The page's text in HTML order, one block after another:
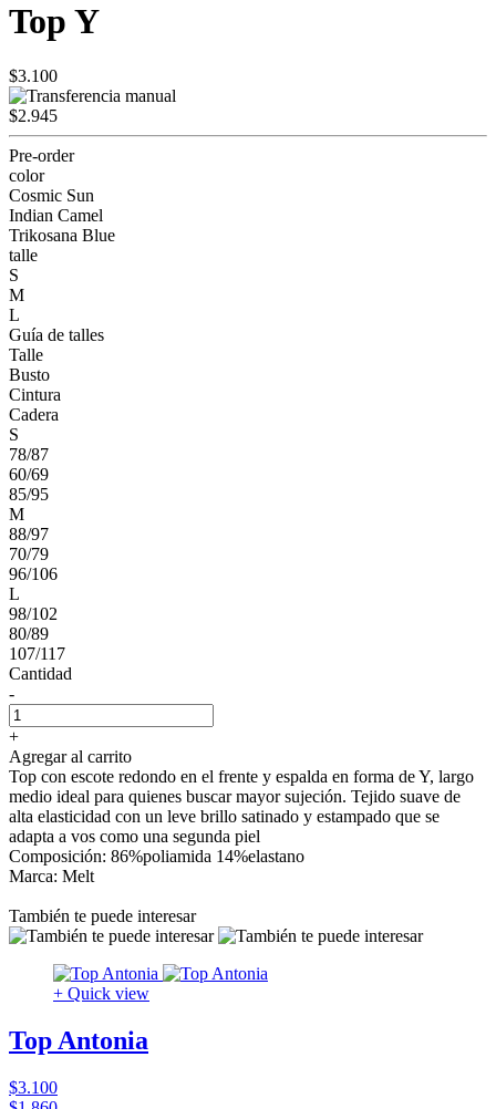
Top Y
$3.100
$2.945
Pre-order
color
Cosmic Sun
Indian Camel
Trikosana Blue
talle
S
M
L
Guía de talles
Talle
Busto
Cintura
Cadera
S
78/87
60/69
85/95
M
88/97
70/79
96/106
L
98/102
80/89
107/117
Cantidad
-
+
Agregar al carrito
Top con escote redondo en el frente y espalda en forma de Y, largo
medio ideal para quienes buscar mayor sujeción. Tejido suave de
alta elasticidad con un leve brillo satinado y estampado que se
adapta a vos como una segunda piel
Composición: 86%poliamida 14%elastano
Marca: Melt
También te puede interesar
+ Quick view
Top Antonia
$3.100